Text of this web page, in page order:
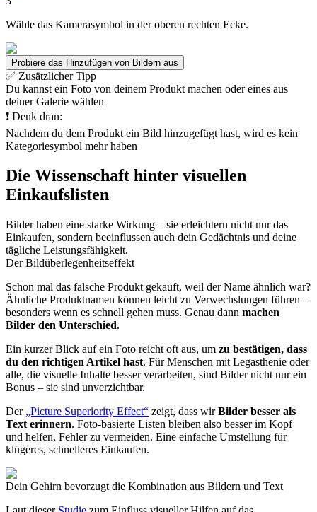
Wähle das Kamerasymbol in der oberen rechten Ecke.
Probiere das Hinzufügen von Bildern aus
✅ Zusätzlicher Tipp
Du kannst ein Foto von deinem Produkt machen oder eines aus
deiner Galerie wählen
❗️️ Denk dran:
Nachdem du dem Produkt ein Bild hinzugefügt hast, wird es kein
Kategoriesymbol mehr haben
Die Wissenschaft hinter visuellen
Einkaufslisten
Bilder haben eine starke Wirkung – sie erleichtern nicht nur das
Einkaufen, sondern beeinflussen auch dein Gedächtnis und deine
tägliche Leistungsfähigkeit.
Der Bildüberlegenheitseffekt
Schon mal das falsche Produkt gekauft, weil der Name ähnlich war?
Ähnliche Produktnamen können leicht zu Verwechslungen führen –
besonders wenn es schnell gehen muss. Genau dann machen
Bilder den Unterschied.
Ein kurzer Blick auf ein Foto reicht oft aus, um zu bestätigen, dass
du den richtigen Artikel hast. Für Menschen mit Legasthenie oder
alle, die visuelle Inhalte besser verarbeiten, sind Bilder nicht nur ein
Bonus – sie sind unverzichtbar.
Der „Picture Superiority Effect“ zeigt, dass wirBilder besser als
Text erinnern. Foto-basierte Listen bleiben also besser im Kopf
und helfen, Fehler zu vermeiden. Eine einfache Umstellung für
klügeres, schnelleres Einkaufen.
Dein Gehirn bevorzugt die Kombination aus Bildern und Text